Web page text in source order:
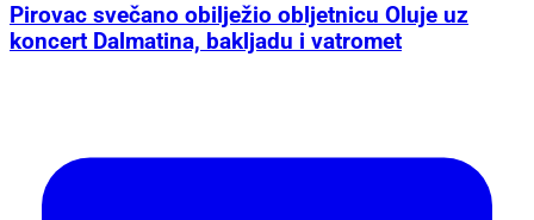
Pirovac svečano obilježio obljetnicu Oluje uz
koncert Dalmatina, bakljadu i vatromet